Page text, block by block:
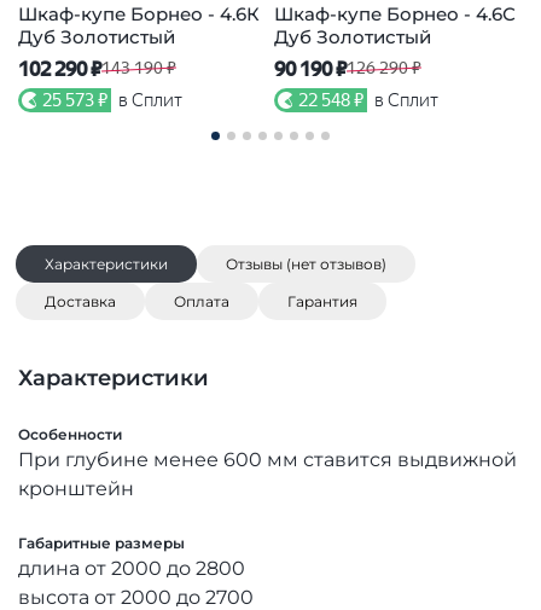
Шкаф-купе Борнео - 4.6К
Дуб Золотистый
102 290 ₽143 190 ₽
25 573 ₽ в Сплит
Шкаф-купе Борнео - 4.6С
Дуб Золотистый
90 190 ₽126 290 ₽
22 548 ₽ в Сплит
Характеристики Отзывы (нет отзывов)
Доставка Оплата Гарантия
Характеристики
Особенности
При глубине менее 600 мм ставится выдвижной
кронштейн
Габаритные размеры
длина от 2000 до 2800
высота от 2000 до 2700